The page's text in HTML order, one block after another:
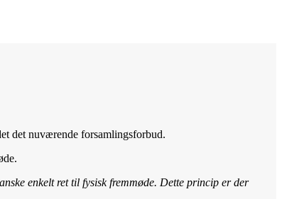
det nuværende forsamlingsforbud.
enkelt ret til fysisk fremmøde. Dette princip er der